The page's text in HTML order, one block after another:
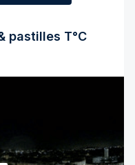
pastilles T°C